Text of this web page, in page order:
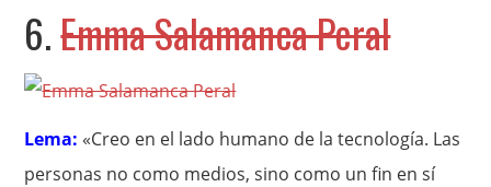
6.Emma Salamanca Peral
Lema: «Creo en el lado humano de la tecnología. Las
personas no como medios, sino como un fin en sí